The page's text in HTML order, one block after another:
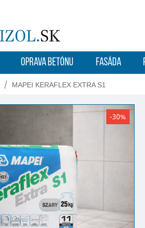
OPRAVA BETÓNU FASÁDA
MAPEI KERAFLEX EXTRA S1
-30%